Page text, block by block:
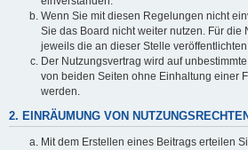
Wenn Sie mit diesen Regelungen nicht
Sie das Board nicht weiter nutzen. Für die
jeweils die an dieser Stelle
Der Nutzungsvertrag wird auf
von beiden Seiten ohne Einhaltung einer
werden.
2. EINRÄUMUNG VON NUTZUNGSRECHTEN
Mit dem Erstellen eines Beitrags erteilen